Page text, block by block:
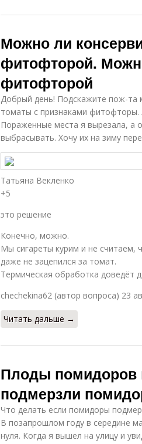
Можно ли
фитофторой.
фитофторой
Добрый день! Подскажите пож-та
томаты с признаками
Пораженные места я вырезала, а
выбрасывать. Хочу их на зиму
Татьяна Векленко
+5
это решение
Конечно, можно.
Мы сигареты курим и не считаем,
даже не зацепился за томат.
Термическая обработка доведёт
chechekina62 (автор вопроса) 23
Читать дальше →
Плоды помидоров
подмерзли
Что делать если помидоры
В позапрошлом году в середине
нуля. Когда я вышел на улицу и